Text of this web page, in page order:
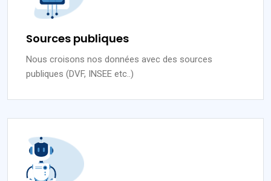
Sources publiques
Nous croisons nos données avec des sources
publiques (DVF, INSEE etc..)